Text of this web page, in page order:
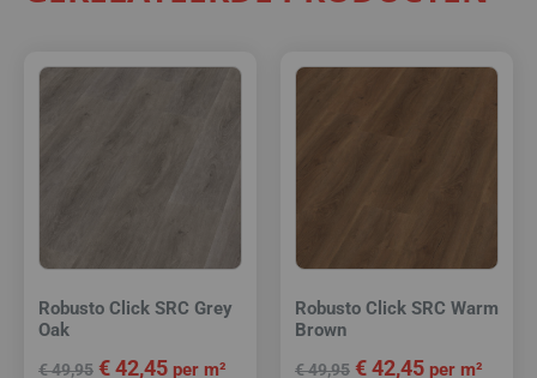
Robusto Click SRC Grey
Oak
€49,95 €42,45 per m²
Robusto Click SRC Warm
Brown
€49,95 €42,45 per m²